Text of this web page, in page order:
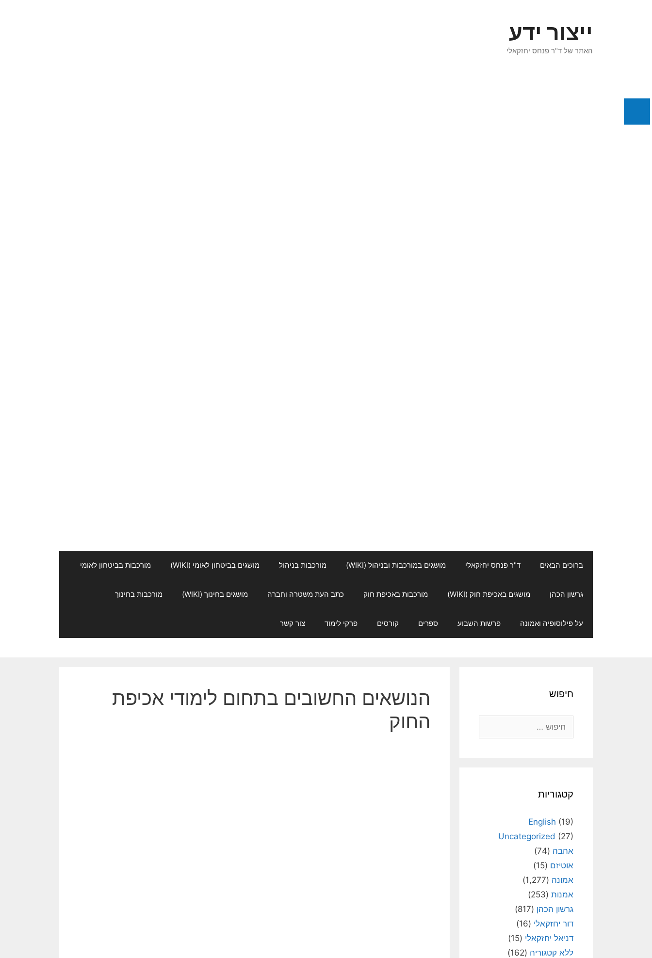
ייצור ידע
האתר של ד"ר פנחס יחזקאלי
ברוכים הבאים ד"ר פנחס יחזקאלי מושגים במורכבות ובניהול (WIKI) מורכבות בניהול מושגים בביטחון לאומי (WIKI) מורכבות בביטחון לאומי
גרשון הכהן מושגים באכיפת חוק (WIKI) מורכבות באכיפת חוק כתב העת משטרה וחברה מושגים בחינוך (WIKI) מורכבות בחינוך
על פילוסופיה ואמונה פרשות השבוע ספרים קורסים פרקי לימוד צור קשר
הנושאים החשובים בתחום לימודי אכיפת
החוק
חיפוש
קטגוריות
English (19)
Uncategorized (27)
אהבה (74)
אוטיזם (15)
אמונה (1,277)
אמנות (253)
גרשון הכהן (817)
דור יחזקאלי (16)
דניאל יחזקאלי (15)
ללא קטגוריה (162)